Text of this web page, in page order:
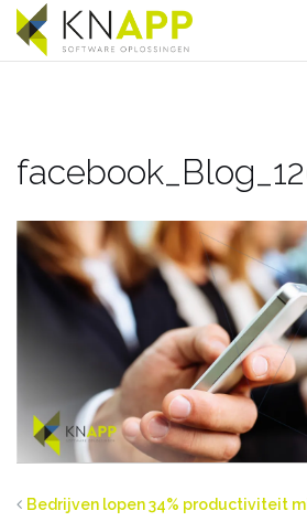
Skip
content
Bedrijven lopen 34% productiviteit